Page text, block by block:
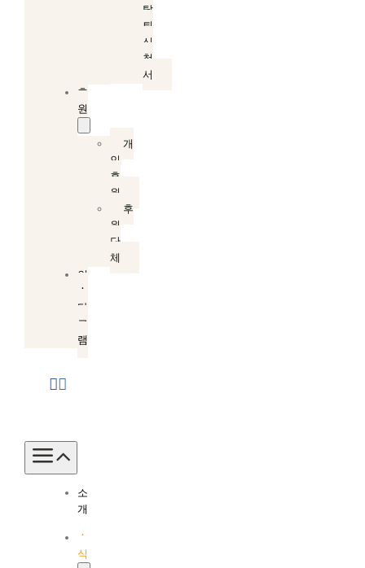
탈
퇴
신
청
서
후
원
개
인
후
원
후
원
단
체
인
스
타
그
램
Toggle
Navigation
소
개
소
식